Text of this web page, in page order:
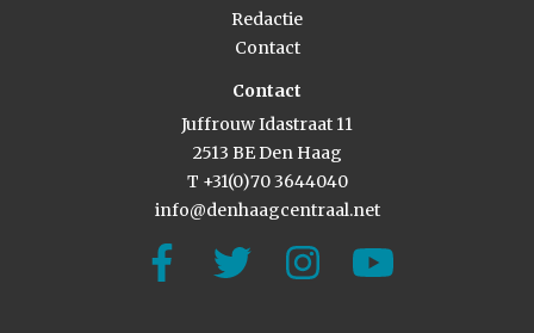
Redactie
Contact
Contact
Juffrouw Idastraat 11
2513 BE Den Haag
T +31(0)70 3644040
info@denhaagcentraal.net